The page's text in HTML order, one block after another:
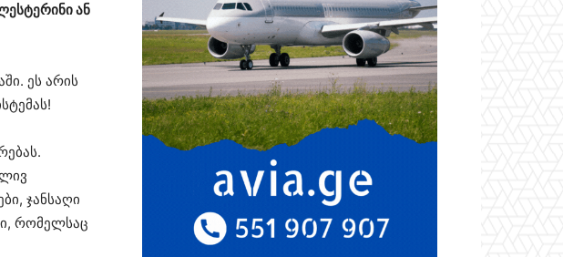
ან
ეს არის
ჯანსაღი
რომელსაც